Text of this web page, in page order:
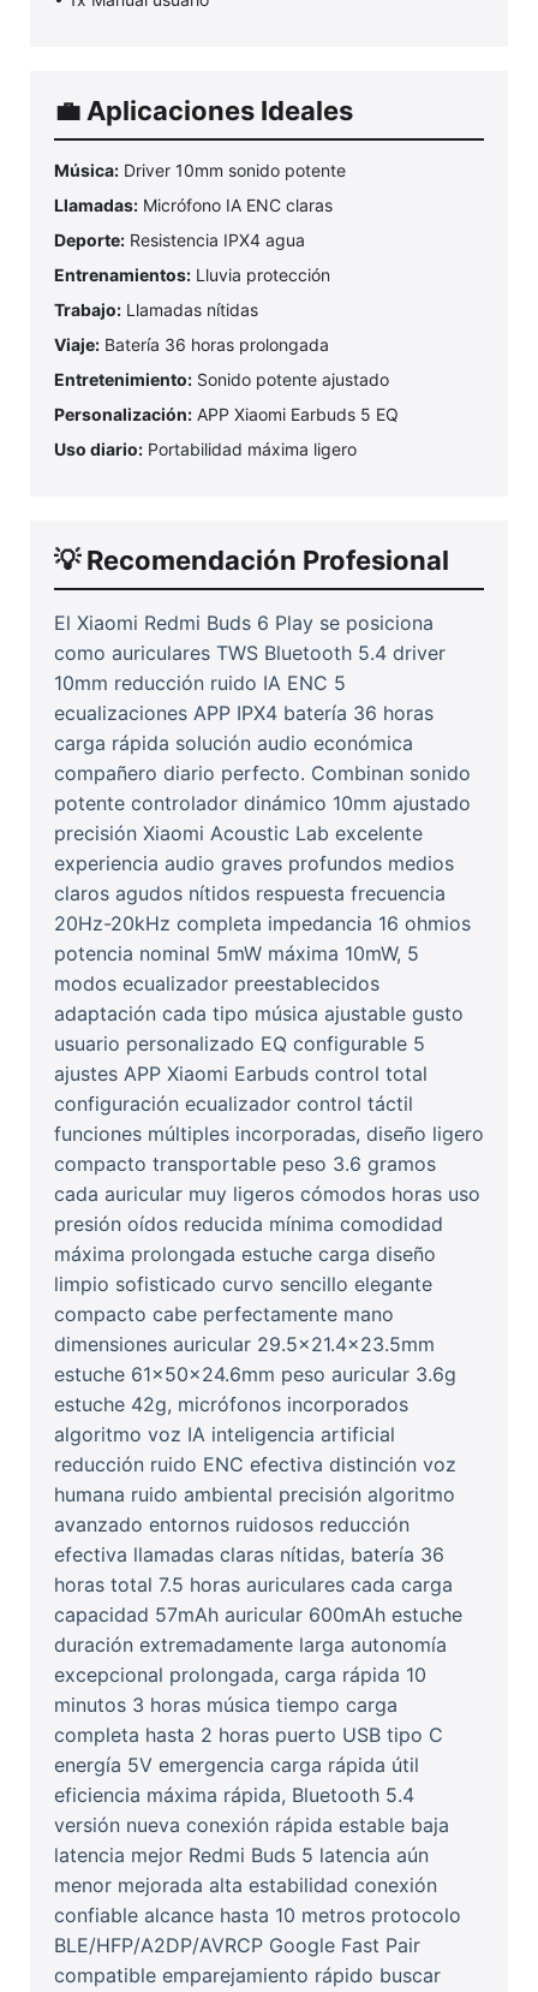
💼 Aplicaciones Ideales
Música: Driver 10mm sonido potente
Llamadas: Micrófono IA ENC claras
Deporte: Resistencia IPX4 agua
Entrenamientos: Lluvia protección
Trabajo: Llamadas nítidas
Viaje: Batería 36 horas prolongada
Entretenimiento: Sonido potente ajustado
Personalización: APP Xiaomi Earbuds 5 EQ
Uso diario: Portabilidad máxima ligero
💡 Recomendación Profesional
El Xiaomi Redmi Buds 6 Play se posiciona
como auriculares TWS Bluetooth 5.4 driver
10mm reducción ruido IA ENC 5
ecualizaciones APP IPX4 batería 36 horas
carga rápida solución audio económica
compañero diario perfecto. Combinan sonido
potente controlador dinámico 10mm ajustado
precisión Xiaomi Acoustic Lab excelente
experiencia audio graves profundos medios
claros agudos nítidos respuesta frecuencia
20Hz-20kHz completa impedancia 16 ohmios
potencia nominal 5mW máxima 10mW, 5
modos ecualizador preestablecidos
adaptación cada tipo música ajustable gusto
usuario personalizado EQ configurable 5
ajustes APP Xiaomi Earbuds control total
configuración ecualizador control táctil
funciones múltiples incorporadas, diseño ligero
compacto transportable peso 3.6 gramos
cada auricular muy ligeros cómodos horas uso
presión oídos reducida mínima comodidad
máxima prolongada estuche carga diseño
limpio sofisticado curvo sencillo elegante
compacto cabe perfectamente mano
dimensiones auricular 29.5x21.4x23.5mm
estuche 61x50x24.6mm peso auricular 3.6g
estuche 42g, micrófonos incorporados
algoritmo voz IA inteligencia artificial
reducción ruido ENC efectiva distinción voz
humana ruido ambiental precisión algoritmo
avanzado entornos ruidosos reducción
efectiva llamadas claras nítidas, batería 36
horas total 7.5 horas auriculares cada carga
capacidad 57mAh auricular 600mAh estuche
duración extremadamente larga autonomía
excepcional prolongada, carga rápida 10
minutos 3 horas música tiempo carga
completa hasta 2 horas puerto USB tipo C
energía 5V emergencia carga rápida útil
eficiencia máxima rápida, Bluetooth 5.4
versión nueva conexión rápida estable baja
latencia mejor Redmi Buds 5 latencia aún
menor mejorada alta estabilidad conexión
confiable alcance hasta 10 metros protocolo
BLE/HFP/A2DP/AVRCP Google Fast Pair
compatible emparejamiento rápido buscar